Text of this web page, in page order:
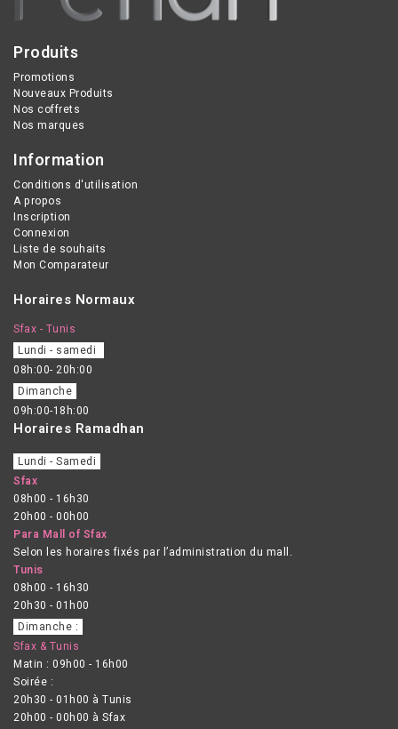
Produits
Promotions
Nouveaux Produits
Nos coffrets
Nos marques
Information
Conditions d'utilisation
A propos
Inscription
Connexion
Liste de souhaits
Mon Comparateur
Horaires Normaux
Sfax - Tunis
Lundi - samedi
08h:00- 20h:00
Dimanche
09h:00-18h:00
Horaires Ramadhan
Lundi - Samedi
Sfax
08h00 - 16h30
20h00 - 00h00
Para Mall of Sfax
Selon les horaires fixés par l’administration du mall.
Tunis
08h00 - 16h30
20h30 - 01h00
Dimanche :
Sfax & Tunis
Matin : 09h00 - 16h00
Soirée :
20h30 - 01h00 à Tunis
20h00 - 00h00 à Sfax